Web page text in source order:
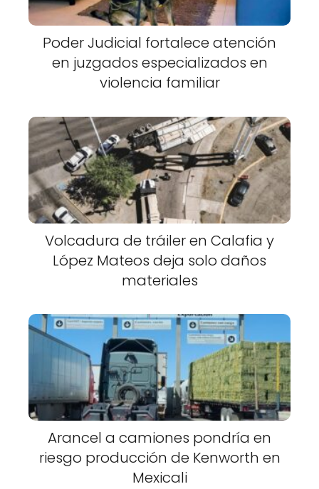
Poder Judicial fortalece atención
en juzgados especializados en
violencia familiar
Volcadura de tráiler en Calafia y
López Mateos deja solo daños
materiales
Arancel a camiones pondría en
riesgo producción de Kenworth en
Mexicali